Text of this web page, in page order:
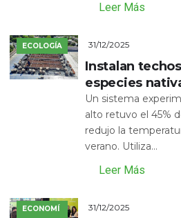
Leer Más
ECOLOGÍA 31/12/2025
Instalan
especies
Un sistema
alto retuvo el 45%
redujo la
verano. Utiliza...
Leer Más
ECONOMÍ
31/12/2025